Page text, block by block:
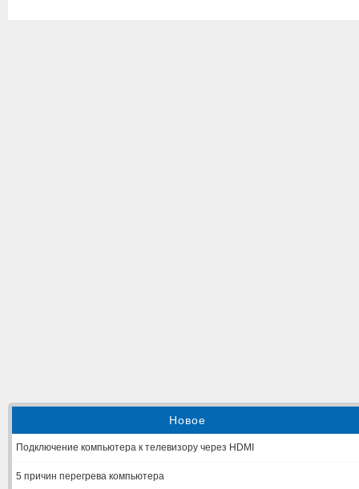
Новое
Подключение компьютера к телевизору через HDMI
5 причин перегрева компьютера